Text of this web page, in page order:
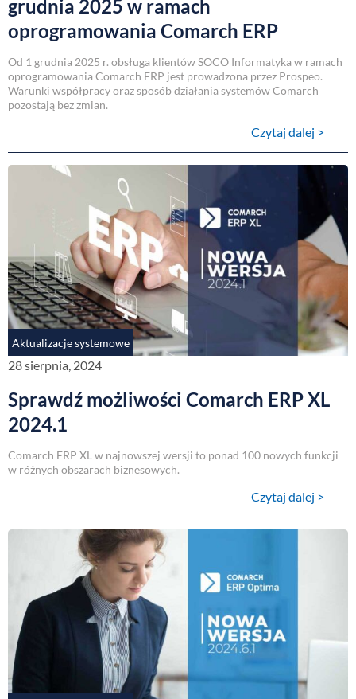
grudnia 2025 w ramach
oprogramowania Comarch ERP
Od 1 grudnia 2025 r. obsługa klientów SOCO Informatyka w ramach
oprogramowania Comarch ERP jest prowadzona przez Prospeo.
Warunki współpracy oraz sposób działania systemów Comarch
pozostają bez zmian.
Czytaj dalej >
Aktualizacje systemowe
28 sierpnia, 2024
Sprawdź możliwości Comarch ERP XL
2024.1
Comarch ERP XL w najnowszej wersji to ponad 100 nowych funkcji
w różnych obszarach biznesowych.
Czytaj dalej >